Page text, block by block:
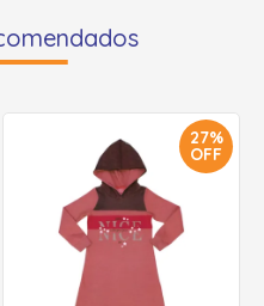
27%
OFF